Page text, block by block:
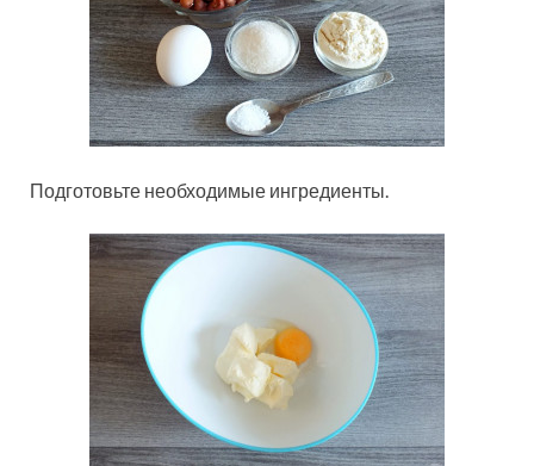
Подготовьте необходимые ингредиенты.